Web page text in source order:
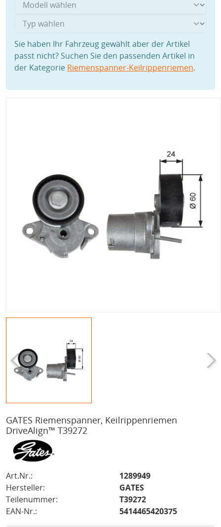
Sie haben Ihr Fahrzeug gewählt aber der Artikel
passt nicht? Suchen Sie den passenden Artikel in
der Kategorie Riemenspanner-Keilrippenriemen.
GATES Riemenspanner, Keilrippenriemen
DriveAlign™ T39272
Art.Nr.:
1289949
Hersteller:
GATES
Teilenummer:
T39272
EAN-Nr.:
5414465420375